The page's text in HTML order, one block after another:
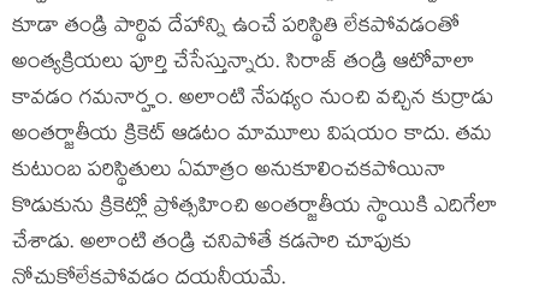
కూడా తండ్రి పార్థివ దేహాన్ని ఉంచే పరిస్థితి లేకపోవడంతో
అంత్యక్రియలు పూర్తి చేసేస్తున్నారు. సిరాజ్ తండ్రి ఆటోవాలా
కావడం గమనార్హం. అలాంటి నేపథ్యం నుంచి వచ్చిన కుర్రాడు
అంతర్జాతీయ క్రికెట్ ఆడటం మామూలు విషయం కాదు. తమ
కుటుంబ పరిస్థితులు ఏమాత్రం అనుకూలించకపోయినా
కొడుకును క్రికెట్లో ప్రోత్సహించి అంతర్జాతీయ స్థాయికి ఎదిగేలా
చేశాడు. అలాంటి తండ్రి చనిపోతే కడసారి చూపుకు
నోచుకోలేకపోవడం దయనీయమే.